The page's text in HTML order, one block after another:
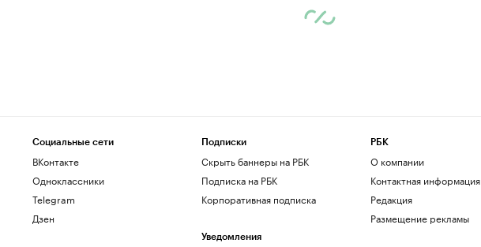
Социальные сети
ВКонтакте
Одноклассники
Telegram
Дзен
Подписки
Скрыть баннеры на РБК
Подписка на РБК
Корпоративная подписка
Уведомления
РБК
О компании
Контактная информация
Редакция
Размещение рекламы